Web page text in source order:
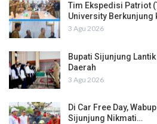
Tim Ekspedisi Patriot
University Berkunjung
3 Agu 2026
Bupati Sijunjung
Daerah
3 Agu 2026
Di Car Free Day,
Sijunjung Nikmati…